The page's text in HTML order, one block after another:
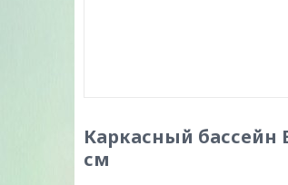
Каркасный бассейн
см